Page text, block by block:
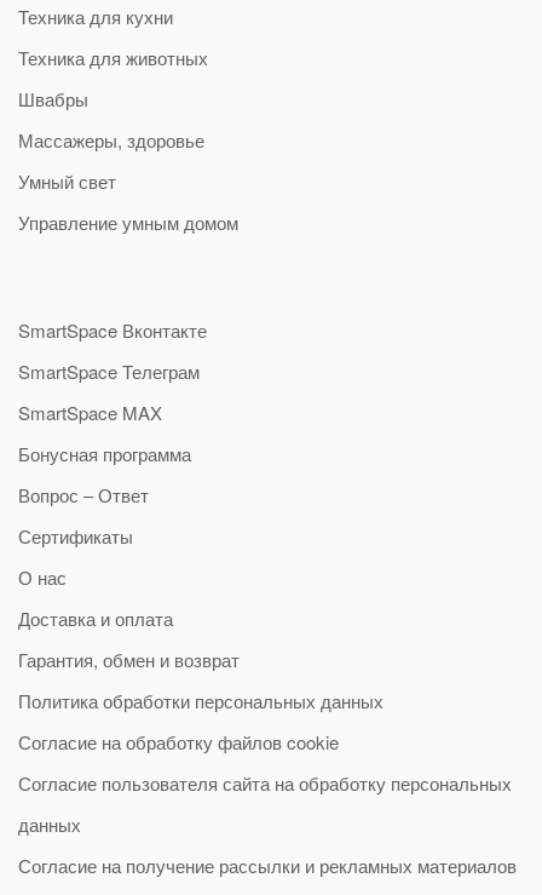
Техника для кухни
Техника для животных
Швабры
Массажеры, здоровье
Умный свет
Управление умным домом
SmartSpace Вконтакте
SmartSpace Телеграм
SmartSpace MAX
Бонусная программа
Вопрос – Ответ
Сертификаты
О нас
Доставка и оплата
Гарантия, обмен и возврат
Политика обработки персональных данных
Согласие на обработку файлов cookie
Согласие пользователя сайта на обработку персональных
данных
Согласие на получение рассылки и рекламных материалов